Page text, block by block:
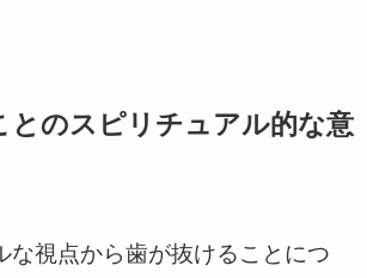
とのスピリチュアル的な意
な視点から歯が抜けることにつ